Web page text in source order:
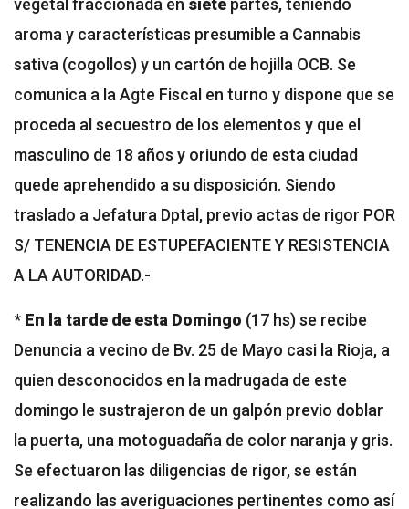
vegetal fraccionada en siete partes, teniendo
aroma y características presumible a Cannabis
sativa (cogollos) y un cartón de hojilla OCB. Se
comunica a la Agte Fiscal en turno y dispone que se
proceda al secuestro de los elementos y que el
masculino de 18 años y oriundo de esta ciudad
quede aprehendido a su disposición. Siendo
traslado a Jefatura Dptal, previo actas de rigor POR
S/ TENENCIA DE ESTUPEFACIENTE Y RESISTENCIA
A LA AUTORIDAD.-
* En la tarde de esta Domingo (17 hs) se recibe
Denuncia a vecino de Bv. 25 de Mayo casi la Rioja, a
quien desconocidos en la madrugada de este
domingo le sustrajeron de un galpón previo doblar
la puerta, una motoguadaña de color naranja y gris.
Se efectuaron las diligencias de rigor, se están
realizando las averiguaciones pertinentes como así